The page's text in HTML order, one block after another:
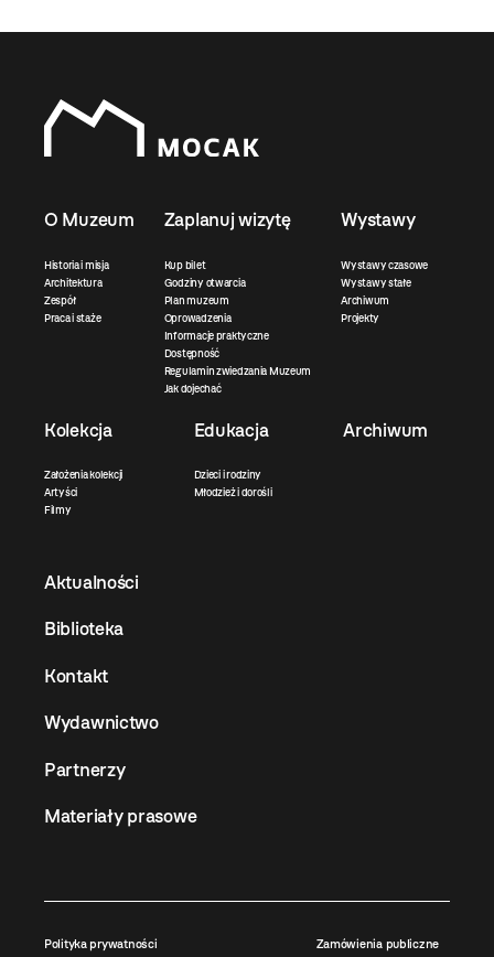
O Muzeum
Historia i misja
Architektura
Zespół
Praca i staże
Zaplanuj wizytę
Kup bilet
Godziny otwarcia
Plan muzeum
Oprowadzenia
Informacje praktyczne
Dostępność
Regulamin zwiedzania Muzeum
Jak dojechać
Wystawy
Wystawy czasowe
Wystawy stałe
Archiwum
Projekty
Kolekcja
Założenia kolekcji
Artyści
Filmy
Edukacja
Dzieci i rodziny
Młodzież i dorośli
Archiwum
Aktualności
Biblioteka
Kontakt
Wydawnictwo
Partnerzy
Materiały prasowe
Polityka prywatności Zamówienia publiczne